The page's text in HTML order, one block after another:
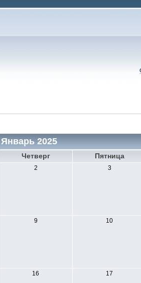
Январь 2025
Четверг Пятница
2 3
9 10
16 17